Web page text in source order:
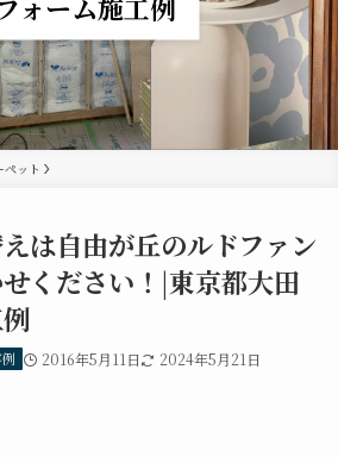
ペット
は自由が丘のルドファン
ください！|東京都大田
2016年5月11日 2024年5月21日